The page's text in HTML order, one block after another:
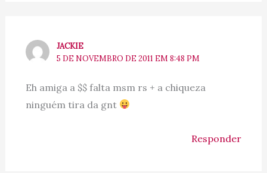
JACKIE
5 DE NOVEMBRO DE 2011 EM 8:48 PM
Eh amiga a $$ falta msm rs + a chiqueza
ninguém tira da gnt
Responder